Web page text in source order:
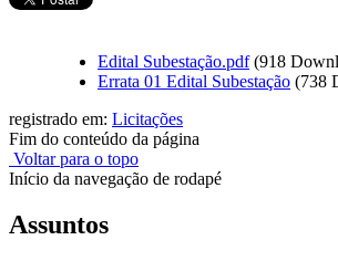
Edital Subestação.pdf (918
Errata 01 Edital Subestação (738
registrado em: Licitações
Fim do conteúdo da página
Voltar para o topo
Início da navegação de rodapé
Assuntos